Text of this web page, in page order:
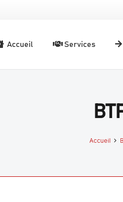
Accueil Services
Accueil